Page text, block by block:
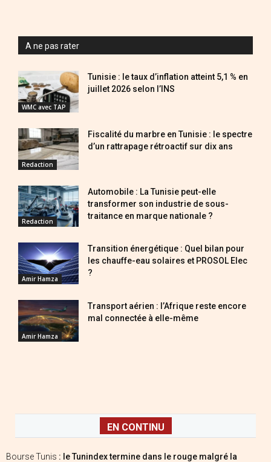
A ne pas rater
WMC avec TAP
Tunisie : le taux d’inflation atteint 5,1 % en
juillet 2026 selon l’INS
Redaction
Fiscalité du marbre en Tunisie : le spectre
d’un rattrapage rétroactif sur dix ans
Redaction
Automobile : La Tunisie peut-elle
transformer son industrie de sous-
traitance en marque nationale ?
Amir Hamza
Transition énergétique : Quel bilan pour
les chauffe-eau solaires et PROSOL Elec
?
Amir Hamza
Transport aérien : l’Afrique reste encore
mal connectée à elle-même
EN CONTINU
Bourse Tunis : le Tunindex termine dans le rouge malgré la